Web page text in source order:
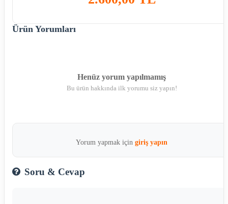
Ürün Yorumları
Henüz yorum yapılmamış
Bu ürün hakkında ilk yorumu siz yapın!
Yorum yapmak için giriş yapın
Soru & Cevap